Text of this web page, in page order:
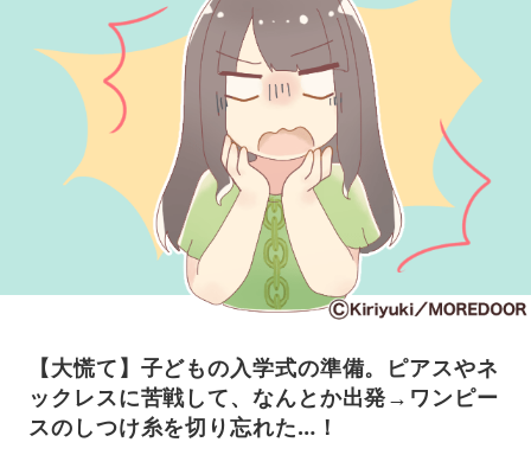
【大慌て】子どもの入学式の準備。ピアスやネ
ックレスに苦戦して、なんとか出発→ワンピー
スのしつけ糸を切り忘れた…！